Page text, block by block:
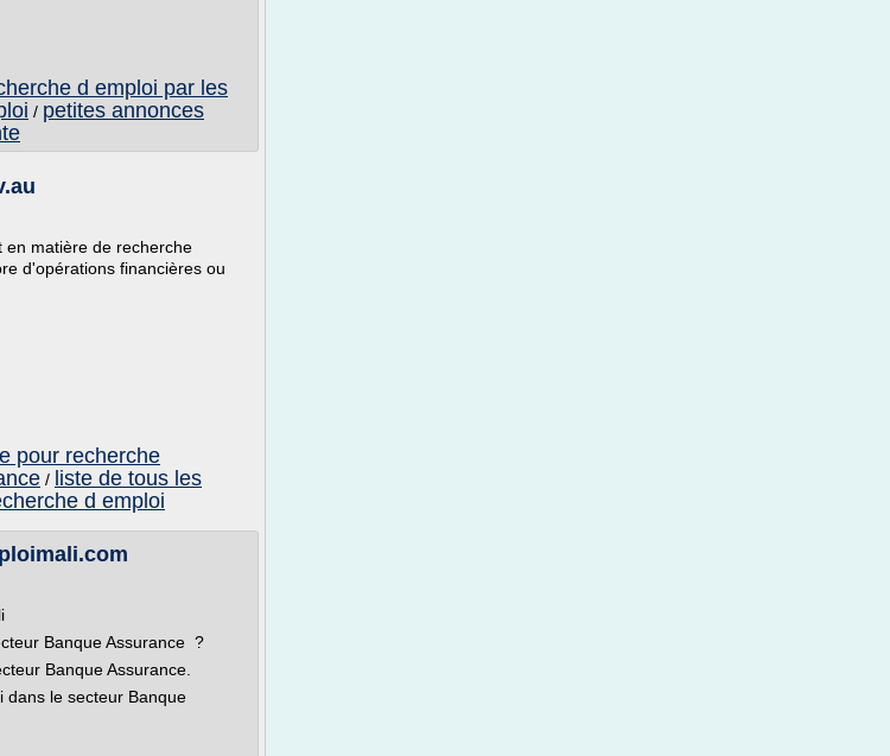
d emploi par les
/ petites annonces
en matière de recherche
d'opérations financières ou
pour recherche
/ liste de tous les
d emploi
Banque Assurance ?
Banque Assurance.
dans le secteur Banque